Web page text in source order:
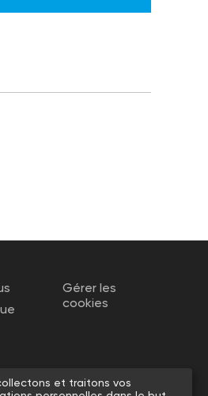
Gérer les
cookies
et traitons vos